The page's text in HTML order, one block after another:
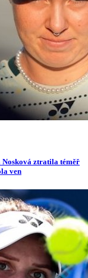
ztratila téměř
ven